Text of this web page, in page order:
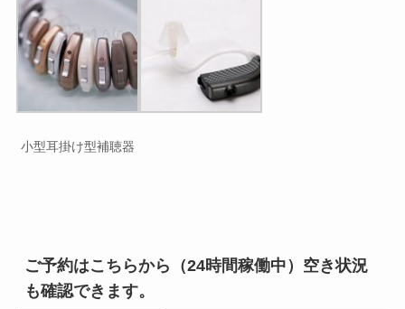
小型耳掛け型補聴器
ご予約はこちらから（24時間稼働中）空き状況
も確認できます。